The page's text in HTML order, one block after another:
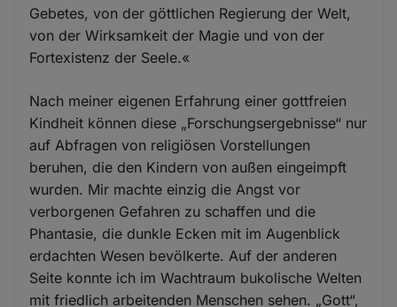
Gebetes, von der göttlichen Regierung der Welt,
von der Wirksamkeit der Magie und von der
Fortexistenz der Seele.«
Nach meiner eigenen Erfahrung einer gottfreien
Kindheit können diese „Forschungsergebnisse“ nur
auf Abfragen von religiösen Vorstellungen
beruhen, die den Kindern von außen eingeimpft
wurden. Mir machte einzig die Angst vor
verborgenen Gefahren zu schaffen und die
Phantasie, die dunkle Ecken mit im Augenblick
erdachten Wesen bevölkerte. Auf der anderen
Seite konnte ich im Wachtraum bukolische Welten
mit friedlich arbeitenden Menschen sehen. „Gott“,